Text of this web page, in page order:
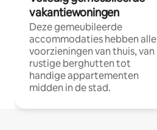
vakantiewoningen
Deze gemeubileerde
accommodaties hebben alle
voorzieningen van thuis, van
rustige berghutten tot
handige appartementen
midden in de stad.